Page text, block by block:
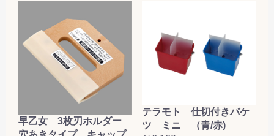
早乙女 3枚刃ホルダー
テラモト 仕切付きバケ
ツ ミニ （青/赤)